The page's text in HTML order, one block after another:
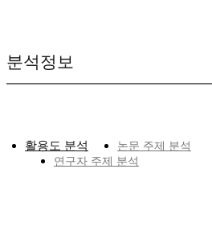
분석정보
활용도 분석
논문 주제 분석
연구자 주제 분석